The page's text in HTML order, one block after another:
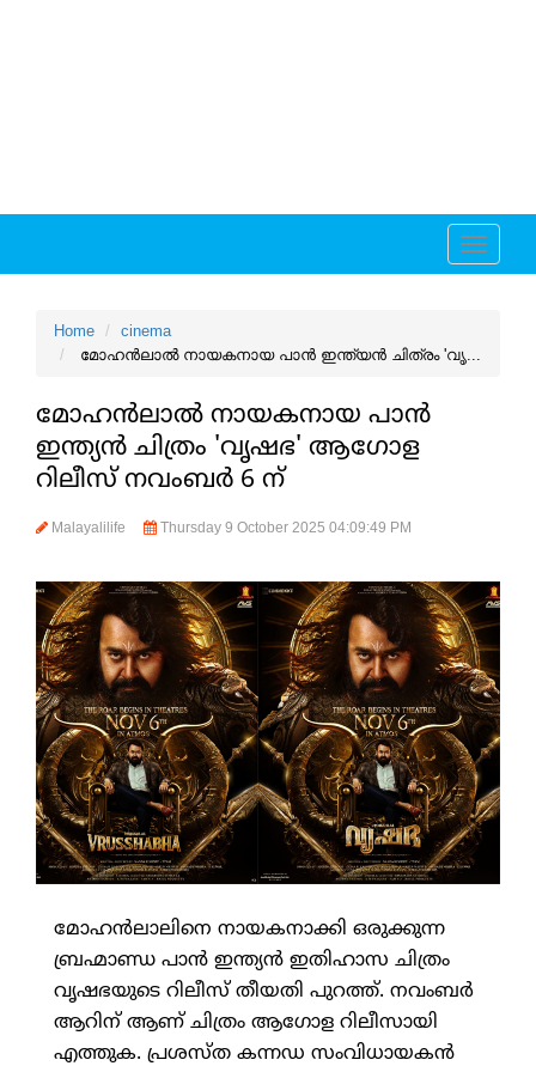
Toggle
Home
cinema
മോഹന്‍ലാല്‍ നായകനായ പാന്‍ ഇന്ത്യന്‍ ചിത്രം 'വൃ...
മോഹന്‍ലാല്‍ നായകനായ പാന്‍
ഇന്ത്യന്‍ ചിത്രം 'വൃഷഭ' ആഗോള
റിലീസ് നവംബര്‍ 6 ന്
Malayalilife Thursday 9 October 2025 04:09:49 PM
മോഹന്‍ലാലിനെ നായകനാക്കി ഒരുക്കുന്ന
ബ്രഹ്മാണ്ഡ പാന്‍ ഇന്ത്യന്‍ ഇതിഹാസ ചിത്രം
വൃഷഭയുടെ റിലീസ് തീയതി പുറത്ത്. നവംബര്‍
ആറിന് ആണ് ചിത്രം ആഗോള റിലീസായി
എത്തുക. പ്രശസ്ത കന്നഡ സംവിധായകന്‍